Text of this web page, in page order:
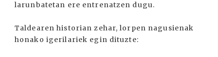
larunbatetan ere entrenatzen dugu.
Taldearen historian zehar, lorpen nagusienak
honako igerilariek egin dituzte: